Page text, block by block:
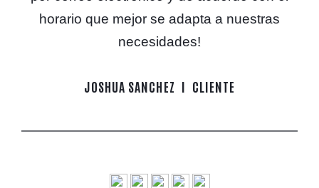
horario que mejor se adapta a nuestras
necesidades!
JOSHUA SANCHEZ CLIENTE